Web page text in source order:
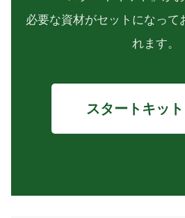
必要な資材がセットになって
れます。
スタートキッ